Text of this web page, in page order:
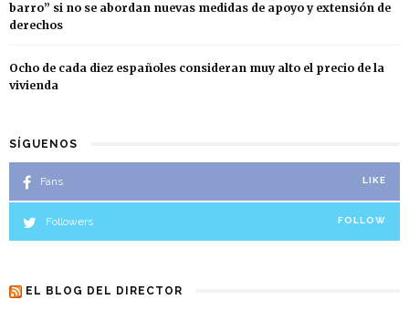
barro” si no se abordan nuevas medidas de apoyo y extensión de
derechos
Ocho de cada diez españoles consideran muy alto el precio de la
vivienda
SÍGUENOS
Fans LIKE
Followers FOLLOW
EL BLOG DEL DIRECTOR